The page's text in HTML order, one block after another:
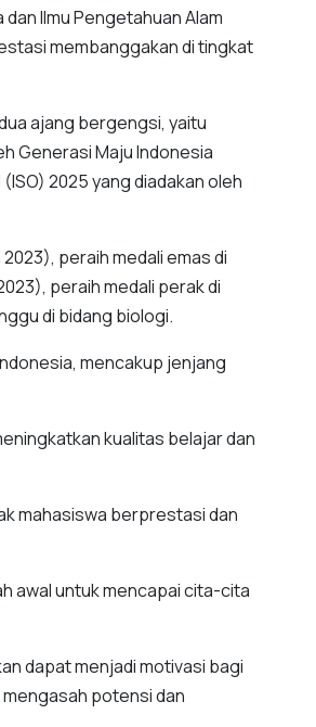
Ilmu Pengetahuan Alam
membanggakan di tingkat
ajang bergengsi, yaitu
Generasi Maju Indonesia
2025 yang diadakan oleh
peraih medali emas di
peraih medali perak di
di bidang biologi.
mencakup jenjang
kualitas belajar dan
mahasiswa berprestasi dan
awal untuk mencapai cita-cita
dapat menjadi motivasi bagi
mengasah potensi dan